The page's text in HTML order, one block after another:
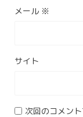
メール ※
サイト
次回のコメン